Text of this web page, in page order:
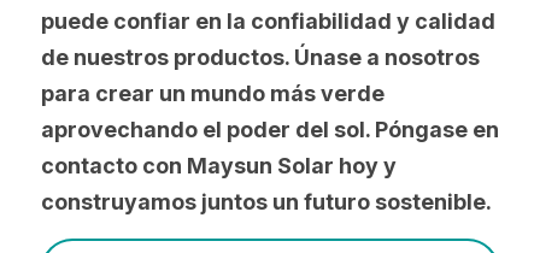
puede confiar en la confiabilidad y calidad
de nuestros productos. Únase a nosotros
para crear un mundo más verde
aprovechando el poder del sol. Póngase en
contacto con Maysun Solar hoy y
construyamos juntos un futuro sostenible.